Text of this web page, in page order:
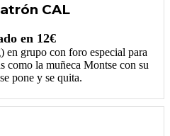
CAL
en 12€
grupo con foro especial para
como la muñeca Montse con su
pone y se quita.